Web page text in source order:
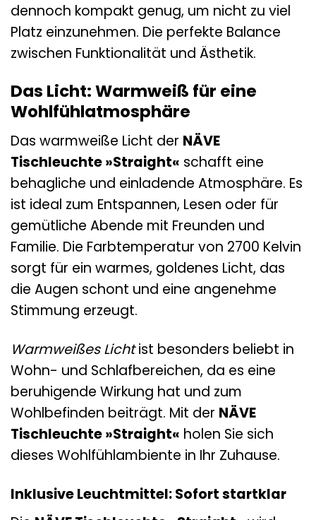
dennoch kompakt genug, um nicht zu viel
Platz einzunehmen. Die perfekte Balance
zwischen Funktionalität und Ästhetik.
Das Licht: Warmweiß für eine
Wohlfühlatmosphäre
Das warmweiße Licht der NÄVE
Tischleuchte »Straight« schafft eine
behagliche und einladende Atmosphäre. Es
ist ideal zum Entspannen, Lesen oder für
gemütliche Abende mit Freunden und
Familie. Die Farbtemperatur von 2700 Kelvin
sorgt für ein warmes, goldenes Licht, das
die Augen schont und eine angenehme
Stimmung erzeugt.
Warmweißes Lichtist besonders beliebt in
Wohn- und Schlafbereichen, da es eine
beruhigende Wirkung hat und zum
Wohlbefinden beiträgt. Mit der NÄVE
Tischleuchte »Straight« holen Sie sich
dieses Wohlfühlambiente in Ihr Zuhause.
Inklusive Leuchtmittel: Sofort startklar